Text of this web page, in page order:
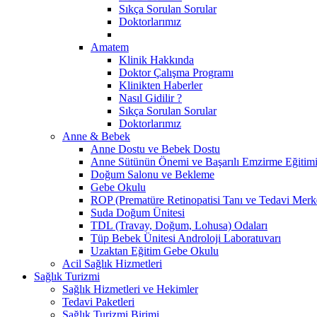
Sıkça Sorulan Sorular
Doktorlarımız
Amatem
Klinik Hakkında
Doktor Çalışma Programı
Klinikten Haberler
Nasıl Gidilir ?
Sıkça Sorulan Sorular
Doktorlarımız
Anne & Bebek
Anne Dostu ve Bebek Dostu
Anne Sütünün Önemi ve Başarılı Emzirme Eğitimi
Doğum Salonu ve Bekleme
Gebe Okulu
ROP (Prematüre Retinopatisi Tanı ve Tedavi
Suda Doğum Ünitesi
TDL (Travay, Doğum, Lohusa) Odaları
Tüp Bebek Ünitesi Androloji Laboratuvarı
Uzaktan Eğitim Gebe Okulu
Acil Sağlık Hizmetleri
Sağlık Turizmi
Sağlık Hizmetleri ve Hekimler
Tedavi Paketleri
Sağlık Turizmi Birimi